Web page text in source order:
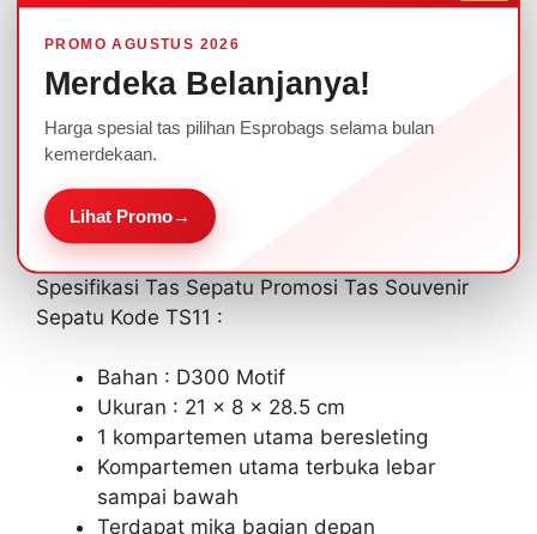
olahraga maupun kegiatan lainnya.
Ada beragam pilihan warna yang bisa dipilih
sesuai dengan tema, dan ditambahkan logo
sablon/bordir.
Tas yang kami Produksi bisa disesuaikan
dengan kebutuhan Perusahaan Anda.
Spesifikasi Tas Sepatu Promosi Tas Souvenir
Sepatu Kode TS11 :
Bahan : D300 Motif
Ukuran : 21 x 8 x 28.5 cm
1 kompartemen utama beresleting
Kompartemen utama terbuka lebar
sampai bawah
Terdapat mika bagian depan
PROMO AGUSTUS 2026
Merdeka Belanjanya!
Harga spesial tas pilihan Esprobags selama bulan
kemerdekaan.
Lihat Promo→